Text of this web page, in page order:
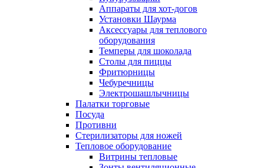
Аппараты для хот-догов
Установки Шаурма
Аксессуары для теплового
оборудования
Темперы для шоколада
Столы для пиццы
Фритюрницы
Чебуречницы
Электрошашлычницы
Палатки торговые
Посуда
Противни
Стерилизаторы для ножей
Тепловое оборудование
Витрины тепловые